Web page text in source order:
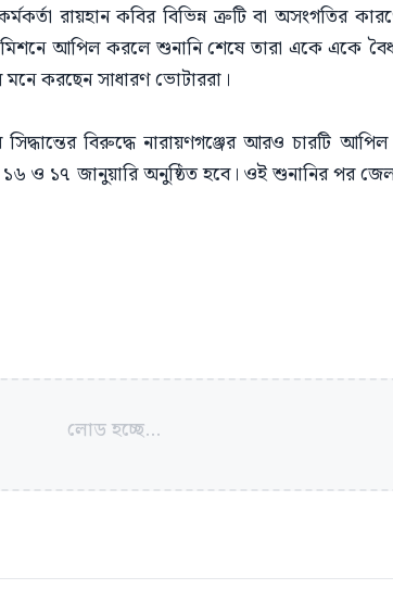
রায়হান কবির বিভিন্ন ত্রুটি বা অসংগতির
কমিশনে আপিল করলে শুনানি শেষে তারা একে একে
মনে করছেন সাধারণ ভোটাররা।
সিদ্ধান্তের বিরুদ্ধে নারায়ণগঞ্জের আরও চারটি আপিল
১৭ জানুয়ারি অনুষ্ঠিত হবে। ওই শুনানির পর
লোড হচ্ছে...